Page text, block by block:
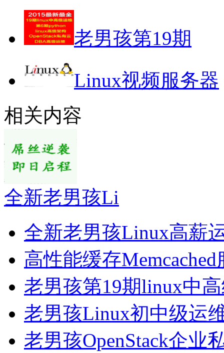
老男孩第19期
Linux视频服务器
相关内容
全新老男孩Li
全新老男孩Linux高薪
高性能缓存
老男孩第19期linux中
老男孩Linux初中级运
老男孩OpenStack企业